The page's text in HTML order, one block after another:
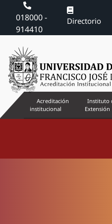
018000 -
914410
Directorio
Acreditación
institucional
Instituto
Extensión